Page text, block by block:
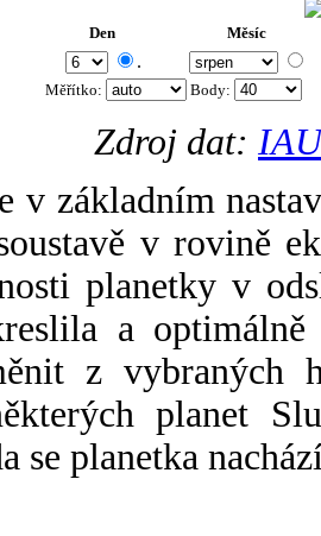
Den Měsíc
.
Měřítko: Body:
Zdroj dat:
v základním
v rovině
planetky v
a
z vybraných
planet
se planetka